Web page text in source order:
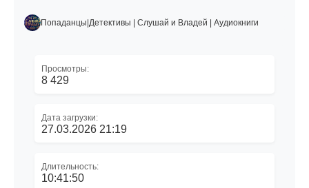
Попаданцы|Детективы | Слушай и Владей | Аудиокниги
Просмотры:
8 429
Дата загрузки:
27.03.2026 21:19
Длительность:
10:41:50